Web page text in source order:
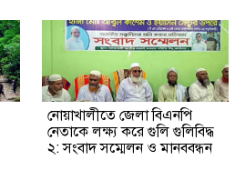
নোয়াখালীতে জেলা বিএনপি
নেতাকে লক্ষ্য করে গুলি গুলিবিদ্ধ
২: সংবাদ সম্মেলন ও মানববন্ধন